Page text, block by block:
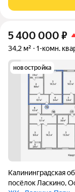
семейного
5 400 000 ₽
34,2 м² 1-комн.
новостройка
Калининградская
посёлок Ласкино,